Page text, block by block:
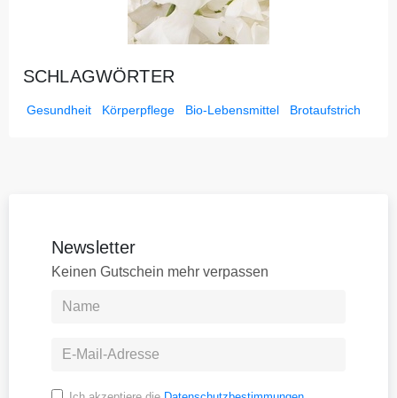
SCHLAGWÖRTER
Gesundheit Körperpflege Bio-Lebensmittel Brotaufstrich
Newsletter
Keinen Gutschein mehr verpassen